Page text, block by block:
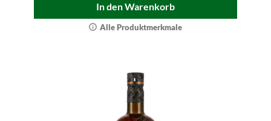
In den Warenkorb
Alle Produktmerkmale